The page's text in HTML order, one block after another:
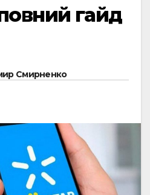
гайд
Смирненко